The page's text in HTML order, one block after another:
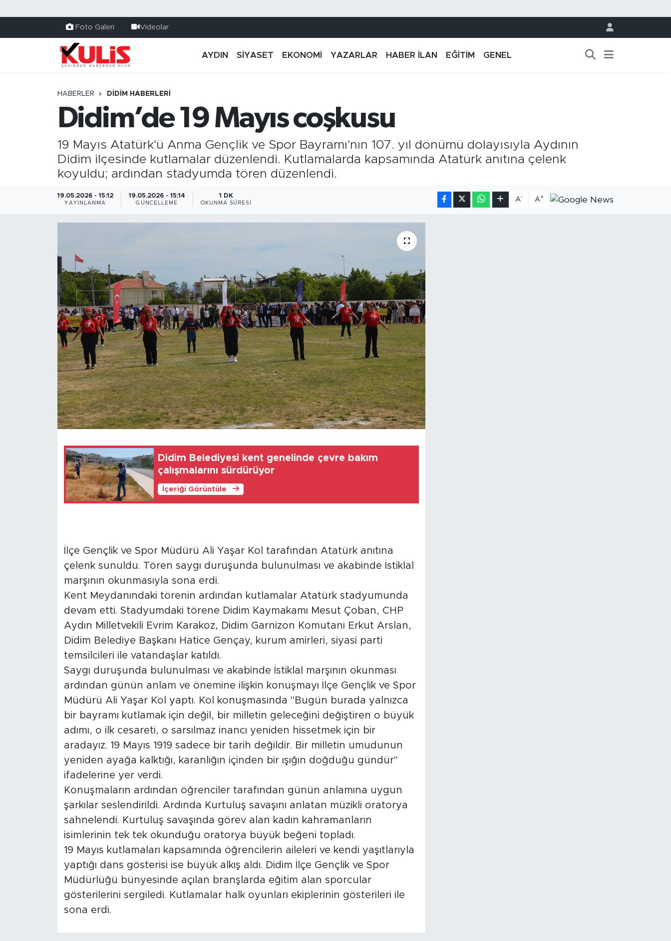
Foto Galeri Videolar
AYDIN SİYASET EKONOMİ YAZARLAR HABER İLAN EĞİTİM GENEL
HABERLER DIDIM HABERLERI
Didim’de 19 Mayıs coşkusu
19 Mayıs Atatürk'ü Anma Gençlik ve Spor Bayramı'nın 107. yıl dönümü dolayısıyla Aydının
Didim ilçesinde kutlamalar düzenlendi. Kutlamalarda kapsamında Atatürk anıtına çelenk
koyuldu; ardından stadyumda tören düzenlendi.
19.05.2026 - 15:12
YAYINLANMA
19.05.2026 - 15:14
GÜNCELLEME
1 DK
OKUNMA SÜRESI
A- A+
Didim Belediyesi kent genelinde çevre bakım
çalışmalarını sürdürüyor
İçeriği Görüntüle
İlçe Gençlik ve Spor Müdürü Ali Yaşar Kol tarafından Atatürk anıtına
çelenk sunuldu. Tören saygı duruşunda bulunulması ve akabinde İstiklal
marşının okunmasıyla sona erdi.
Kent Meydanındaki törenin ardından kutlamalar Atatürk stadyumunda
devam etti. Stadyumdaki törene Didim Kaymakamı Mesut Çoban, CHP
Aydın Milletvekili Evrim Karakoz, Didim Garnizon Komutanı Erkut Arslan,
Didim Belediye Başkanı Hatice Gençay, kurum amirleri, siyasi parti
temsilcileri ile vatandaşlar katıldı.
Saygı duruşunda bulunulması ve akabinde İstiklal marşının okunması
ardından günün anlam ve önemine ilişkin konuşmayı İlçe Gençlik ve Spor
Müdürü Ali Yaşar Kol yaptı. Kol konuşmasında "Bugün burada yalnızca
bir bayramı kutlamak için değil, bir milletin geleceğini değiştiren o büyük
adımı, o ilk cesareti, o sarsılmaz inancı yeniden hissetmek için bir
aradayız. 19 Mayıs 1919 sadece bir tarih değildir. Bir milletin umudunun
yeniden ayağa kalktığı, karanlığın içinden bir ışığın doğduğu gündür"
ifadelerine yer verdi.
Konuşmaların ardından öğrenciler tarafından günün anlamına uygun
şarkılar seslendirildi. Ardında Kurtuluş savaşını anlatan müzikli oratorya
sahnelendi. Kurtuluş savaşında görev alan kadın kahramanların
isimlerinin tek tek okunduğu oratorya büyük beğeni topladı.
19 Mayıs kutlamaları kapsamında öğrencilerin aileleri ve kendi yaşıtlarıyla
yaptığı dans gösterisi ise büyük alkış aldı. Didim İlçe Gençlik ve Spor
Müdürlüğü bünyesinde açılan branşlarda eğitim alan sporcular
gösterilerini sergiledi. Kutlamalar halk oyunları ekiplerinin gösterileri ile
sona erdi.